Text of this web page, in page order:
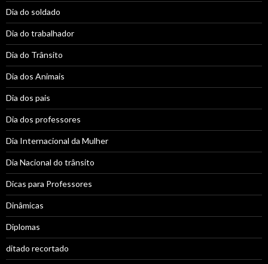
Dia do soldado
Dia do trabalhador
Dia do Trânsito
Dia dos Animais
Dia dos pais
Dia dos professores
Dia Internacional da Mulher
Dia Nacional do trânsito
Dicas para Professores
Dinâmicas
Diplomas
ditado recortado